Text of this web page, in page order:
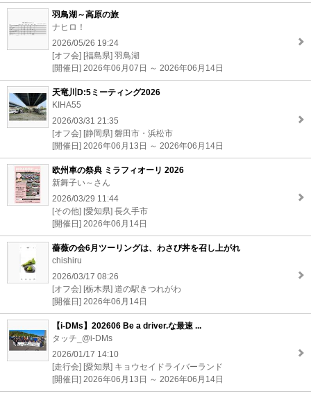
羽鳥湖～高原の旅
ナヒロ！
2026/05/26 19:24
[オフ会] [福島県] 羽鳥湖
[開催日] 2026年06月07日 ～ 2026年06月14日
天竜川D:5ミーティング2026
KIHA55
2026/03/31 21:35
[オフ会] [静岡県] 磐田市・浜松市
[開催日] 2026年06月13日 ～ 2026年06月14日
欧州車の祭典 ミラフィオーリ 2026
新舞子い～さん
2026/03/29 11:44
[その他] [愛知県] 長久手市
[開催日] 2026年06月14日
薔薇の会6月ツーリングは、わさび丼を召し上がれ
chishiru
2026/03/17 08:26
[オフ会] [栃木県] 道の駅きつれがわ
[開催日] 2026年06月14日
【i-DMs】202606 Be a driver.な最速 ...
タッチ_@i-DMs
2026/01/17 14:10
[走行会] [愛知県] キョウセイドライバーランド
[開催日] 2026年06月13日 ～ 2026年06月14日